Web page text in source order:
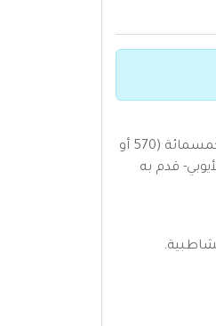
هو الشيخ الإمام عثمان بن عمر بن أبي بكر بن يونس أبو عمرو ابن الحاجب الكردي[؟] الدُّويني الأصل الإسنائي المولد. ولد سنة سبعين أو إحدى وسبعين وخمسمائة (570 أو
قدم به